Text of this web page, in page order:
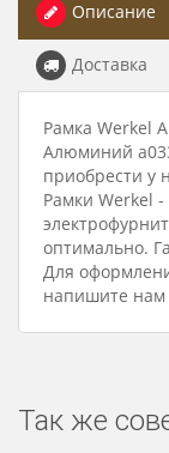
Описание
Доставка
Рамка Werkel
Алюминий
приобрести у
Рамки Werkel
оптимально.
Для
напишите нам
Так же